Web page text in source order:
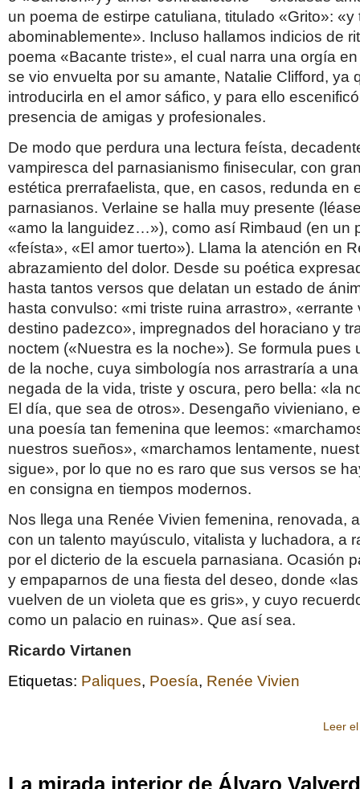
un poema de estirpe catuliana, titulado «Grito»: «y
abominablemente». Incluso hallamos indicios de
poema «Bacante triste», el cual narra una orgía
se vio envuelta por su amante, Natalie Clifford, ya
introducirla en el amor sáfico, y para ello
presencia de amigas y profesionales.
De modo que perdura una lectura feísta,
vampiresca del parnasianismo finisecular, con
estética prerrafaelista, que, en casos, redunda en
parnasianos. Verlaine se halla muy presente
«amo la languidez…»), como así Rimbaud (en un
«feísta», «El amor tuerto»). Llama la atención en
abrazamiento del dolor. Desde su poética
hasta tantos versos que delatan un estado de
hasta convulso: «mi triste ruina arrastro», «errante
destino padezco», impregnados del horaciano y
noctem («Nuestra es la noche»). Se formula pues
de la noche, cuya simbología nos arrastraría a
negada de la vida, triste y oscura, pero bella: «la
El día, que sea de otros». Desengaño vivieniano,
una poesía tan femenina que leemos:
nuestros sueños», «marchamos lentamente,
sigue», por lo que no es raro que sus versos se
en consigna en tiempos modernos.
Nos llega una Renée Vivien femenina, renovada,
con un talento mayúsculo, vitalista y luchadora, a
por el dicterio de la escuela parnasiana. Ocasión
y empaparnos de una fiesta del deseo, donde
vuelven de un violeta que es gris», y cuyo
como un palacio en ruinas». Que así sea.
Ricardo Virtanen
Etiquetas: Paliques, Poesía, Renée Vivien
Leer
La mirada interior de Álvaro